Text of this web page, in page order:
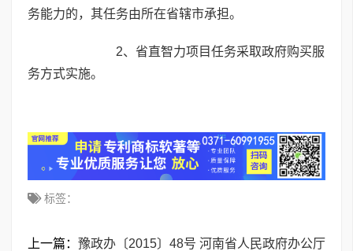
务能力的，其任务由所在省辖市承担。
2、省直智力项目任务采取政府购买服
务方式实施。
标签：
上一篇： 豫政办〔2015〕48号 河南省人民政府办公厅